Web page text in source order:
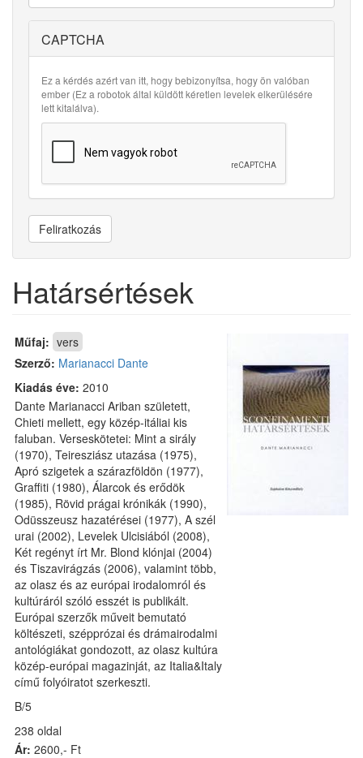
CAPTCHA
Ez a kérdés azért van itt, hogy bebizonyítsa, hogy ön valóban
ember (Ez a robotok által küldött kéretlen levelek elkerülésére
lett kitalálva).
Feliratkozás
Határsértések
Műfaj: vers
Szerző: Marianacci Dante
Kiadás éve: 2010
Dante Marianacci Ariban született,
Chieti mellett, egy közép-itáliai kis
faluban. Verseskötetei: Mint a sirály
(1970), Teiresziász utazása (1975),
Apró szigetek a szárazföldön (1977),
Graffiti (1980), Álarcok és erődök
(1985), Rövid prágai krónikák (1990),
Odüsszeusz hazatérései (1977), A szél
urai (2002), Levelek Ulcisiából (2008),
Két regényt írt Mr. Blond klónjai (2004)
és Tiszavirágzás (2006), valamint több,
az olasz és az európai irodalomról és
kultúráról szóló esszét is publikált.
Európai szerzők műveit bemutató
költészeti, szépprózai és drámairodalmi
antológiákat gondozott, az olasz kultúra
közép-európai magazinját, az Italia&Italy
című folyóiratot szerkeszti.
B/5
238 oldal
Ár: 2600,- Ft